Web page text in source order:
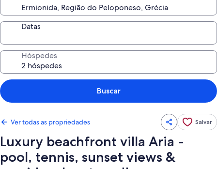
Datas
Hóspedes
Buscar
Ver todas as propriedades Salvar
Luxury beachfront villa Aria -
pool, tennis, sunset views &